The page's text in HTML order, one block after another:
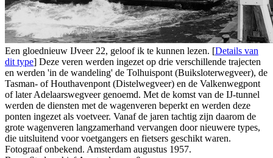
Een gloednieuw IJveer 22, geloof ik te kunnen lezen. [Details van
dit type] Deze veren werden ingezet op drie verschillende trajecten
en werden 'in de wandeling' de Tolhuispont (Buiksloterwegveer), de
Tasman- of Houthavenpont (Distelwegveer) en de Valkenwegpont
of later Adelaarswegveer genoemd. Met de komst van de IJ-tunnel
werden de diensten met de wagenveren beperkt en werden deze
ponten ingezet als voetveer. Vanaf de jaren tachtig zijn daarom de
grote wagenveren langzamerhand vervangen door nieuwere types,
die uitsluitend voor voetgangers en fietsers geschikt waren.
Fotograaf onbekend. Amsterdam augustus 1957.